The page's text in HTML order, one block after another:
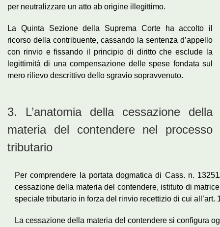
per neutralizzare un atto ab origine illegittimo.
La Quinta Sezione della Suprema Corte ha accolto il
ricorso della contribuente, cassando la sentenza d’appello
con rinvio e fissando il principio di diritto che esclude la
legittimità di una compensazione delle spese fondata sul
mero rilievo descrittivo dello sgravio sopravvenuto.
3. L’anatomia della cessazione della
materia del contendere nel processo
tributario
Per comprendere la portata dogmatica di Cass. n.
cessazione della materia del contendere, istituto di
speciale tributario in forza del rinvio recettizio di cui all’art.
La cessazione della materia del contendere si configura